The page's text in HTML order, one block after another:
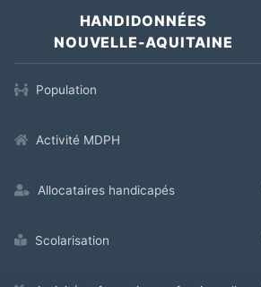
HANDIDONNÉES
NOUVELLE-AQUITAINE
Population
Activité MDPH
Allocataires handicapés
Scolarisation